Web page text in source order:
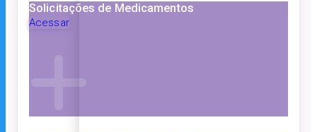
Solicitações de Medicamentos
Acessar